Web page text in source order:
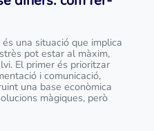
una situació que implica
pot estar al màxim,
El primer és prioritzar
i comunicació,
una base econòmica
màgiques, però